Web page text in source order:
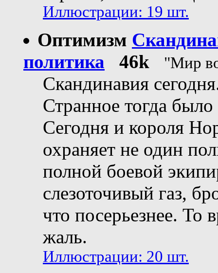
Иллюстрации: 19 шт.
Оптимизм
политика
46k "Мир
Скандинавия
Странное тогда
Сегодня и короля
охраняет не один
полной боевой
слезоточивый газ,
что посерьезнее. То
жаль.
Иллюстрации: 20 шт.